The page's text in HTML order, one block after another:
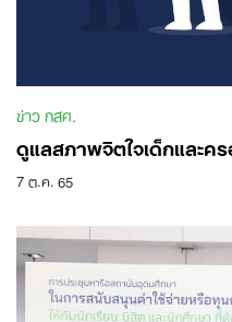
ข่าว กสศ.
ดูแลสภาพจิตใจเด็กและค
7 ต.ค. 65